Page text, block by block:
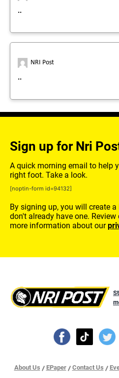
..
NRI Post
..
Sign up for Nri
A quick morning email to help
right foot. Take a look.
[noptin-form id=94132]
By signing up, you will create
don't already have one. Review
more information about our
About Us EPaper Contact Us